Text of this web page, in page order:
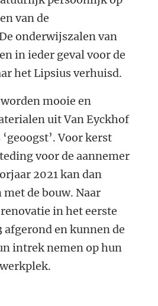
van de
onderwijszalen van
in ieder geval voor de
het Lipsius verhuisd.
mooie en
uit Van Eyckhof
Voor kerst
voor de aannemer
2021 kan dan
de bouw. Naar
in het eerste
afgerond en kunnen de
intrek nemen op hun